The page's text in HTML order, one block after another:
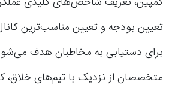
تعیین بودجه و تعیین مناسب‌ترین
برای دستیابی به مخاطبان هدف
متخصصان از نزدیک با تیم‌های خلاق،